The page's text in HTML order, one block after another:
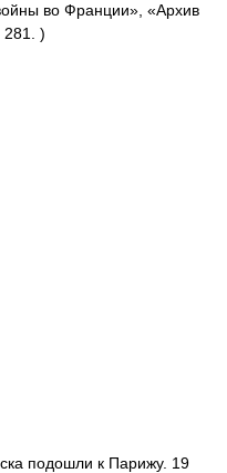
во Франции», «Архив
281. )
подошли к Парижу. 19